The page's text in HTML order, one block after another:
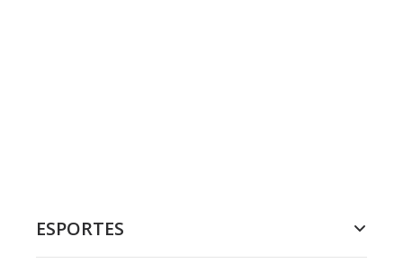
ESPORTES